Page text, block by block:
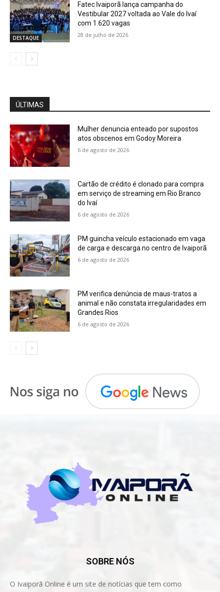
DESTAQUE
Fatec Ivaiporã lança campanha do
Vestibular 2027 voltada ao Vale do Ivaí
com 1.620 vagas
28 de julho de 2026
ÚLTIMAS
Mulher denuncia enteado por supostos
atos obscenos em Godoy Moreira
6 de agosto de 2026
Cartão de crédito é clonado para compra
em serviço de streaming em Rio Branco
do Ivaí
6 de agosto de 2026
PM guincha veículo estacionado em vaga
de carga e descarga no centro de Ivaiporã
6 de agosto de 2026
PM verifica denúncia de maus-tratos a
animal e não constata irregularidades em
Grandes Rios
6 de agosto de 2026
SOBRE NÓS
O Ivaiporã Online é um site de notícias que tem como